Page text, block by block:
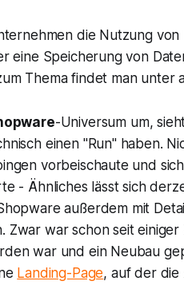
die Nutzung von
eine Speicherung von
Thema findet man unter
-Universum um,
einen "Run" haben.
vorbeischaute und
- Ähnliches lässt sich
außerdem mit
Zwar war schon seit
war und ein Neubau
Landing-Page, auf der die